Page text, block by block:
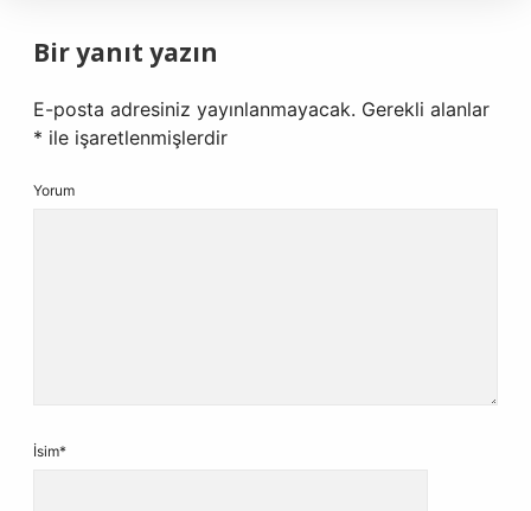
Bir yanıt yazın
E-posta adresiniz yayınlanmayacak. Gerekli alanlar
* ile işaretlenmişlerdir
Yorum
İsim*